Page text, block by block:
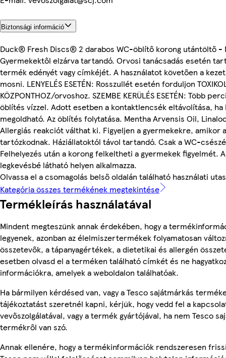
Biztonsági információ
Duck® Fresh Discs® 2 darabos WC-öblítő korong utántöltő -
Gyermekektől elzárva tartandó. Orvosi tanácsadás esetén
termék edényét vagy címkéjét. A használatot követően a
mosni. LENYELÉS ESETÉN: Rosszullét esetén forduljon
KÖZPONTHOZ/orvoshoz. SZEMBE KERÜLÉS ESETÉN: Több
öblítés vízzel. Adott esetben a kontaktlencsék eltávolítása, ha
megoldható. Az öblítés folytatása. Mentha Arvensis Oil,
Allergiás reakciót válthat ki. Figyeljen a gyermekekre, amikor
tartózkodnak. Háziállatoktól távol tartandó. Csak a WC-
Felhelyezés után a korong felkeltheti a gyermekek figyelmét.
legkevésbé látható helyen alkalmazza.
Olvassa el a csomagolás belső oldalán található használati
Kategória összes termékének megtekintése
Termékleírás használatával
Mindent megteszünk annak érdekében, hogy a
legyenek, azonban az élelmiszertermékek folyamatosan
összetevők, a tápanyagértékek, a dietetikai és allergén
esetben olvasd el a terméken található címkét és ne
információkra, amelyek a weboldalon találhatóak.
Ha bármilyen kérdésed van, vagy a Tesco sajátmárkás
tájékoztatást szeretnél kapni, kérjük, hogy vedd fel a
vevőszolgálatával, vagy a termék gyártójával, ha nem Tesco
termékről van szó.
Annak ellenére, hogy a termékinformációk rendszeresen